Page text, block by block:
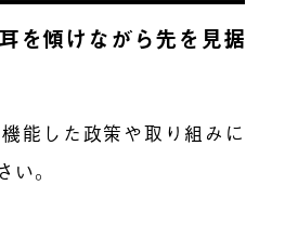
を傾けながら先を見据
能した政策や取り組みに
。